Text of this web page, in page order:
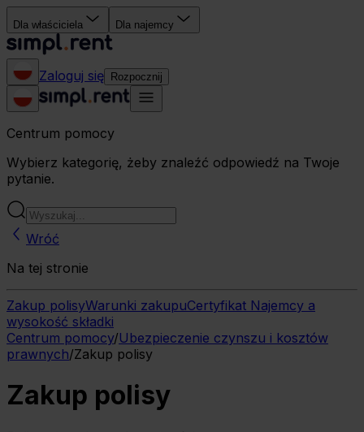
Dla właściciela Dla najemcy
Zaloguj się Rozpocznij
Centrum pomocy
Wybierz kategorię, żeby znaleźć odpowiedź na Twoje
pytanie.
Wróć
Na tej stronie
Zakup polisyWarunki zakupuCertyfikat Najemcy a
wysokość składki
Centrum pomocy/Ubezpieczenie czynszu i kosztów
prawnych/Zakup polisy
Zakup polisy